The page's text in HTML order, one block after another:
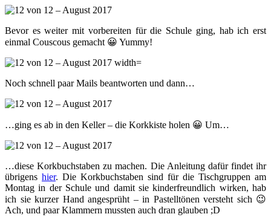
Bevor es weiter mit vorbereiten für die Schule ging, hab ich erst
einmal Couscous gemacht 😀 Yummy!
Noch schnell paar Mails beantworten und dann…
…ging es ab in den Keller – die Korkkiste holen 😀 Um…
…diese Korkbuchstaben zu machen. Die Anleitung dafür findet ihr
übrigens hier. Die Korkbuchstaben sind für die Tischgruppen am
Montag in der Schule und damit sie kinderfreundlich wirken, hab
ich sie kurzer Hand angesprüht – in Pastelltönen versteht sich 😉
Ach, und paar Klammern mussten auch dran glauben ;D